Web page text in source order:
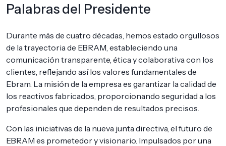
Palabras del Presidente
Durante más de cuatro décadas, hemos estado orgullosos
de la trayectoria de EBRAM, estableciendo una
comunicación transparente, ética y colaborativa con los
clientes, reflejando así los valores fundamentales de
Ebram. La misión de la empresa es garantizar la calidad de
los reactivos fabricados, proporcionando seguridad a los
profesionales que dependen de resultados precisos.
Con las iniciativas de la nueva junta directiva, el futuro de
EBRAM es prometedor y visionario. Impulsados por una